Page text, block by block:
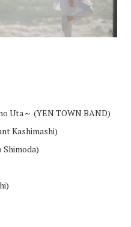
Uta～ (YEN TOWN BAND)
Kashimashi)